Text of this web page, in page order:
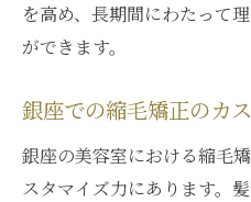
を高め、長期間にわたって
ができます。
銀座での縮毛矯正のカ
銀座の美容室における縮毛
スタマイズ力にあります。